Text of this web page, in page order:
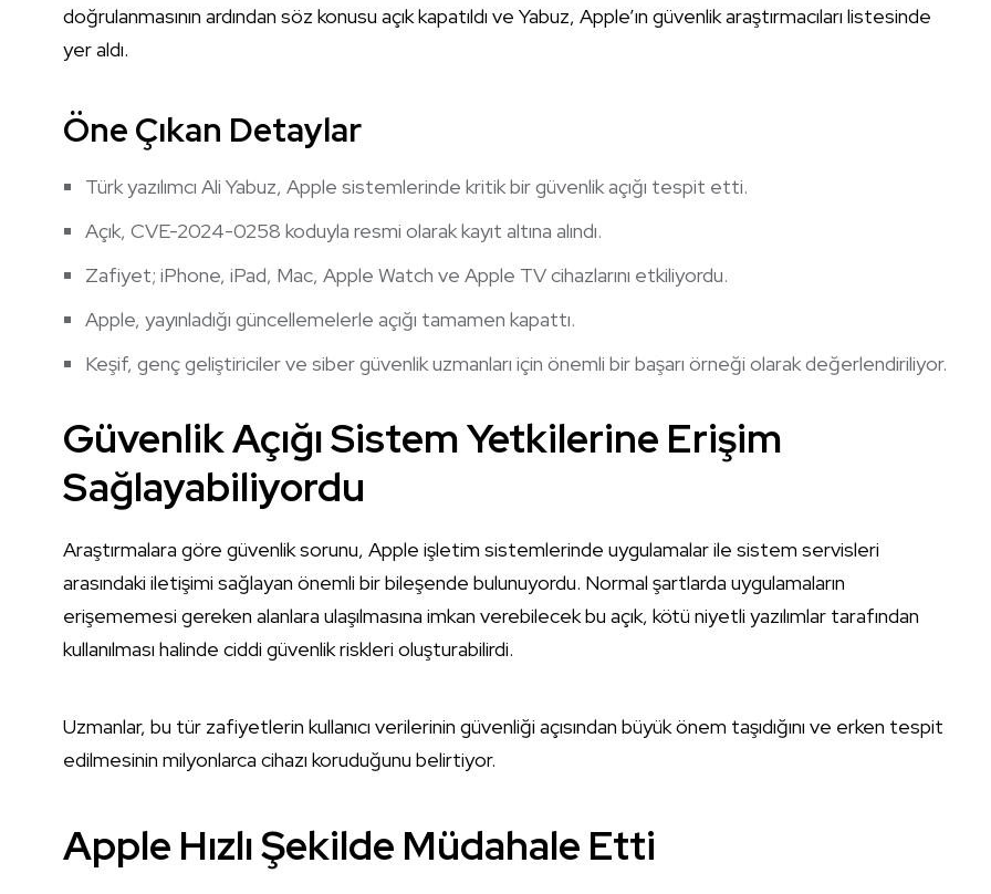
doğrulanmasının ardından söz konusu açık kapatıldı ve Yabuz, Apple’ın güvenlik araştırmacıları listesinde
yer aldı.
Öne Çıkan Detaylar
Türk yazılımcı Ali Yabuz, Apple sistemlerinde kritik bir güvenlik açığı tespit etti.
Açık, CVE-2024-0258 koduyla resmi olarak kayıt altına alındı.
Zafiyet; iPhone, iPad, Mac, Apple Watch ve Apple TV cihazlarını etkiliyordu.
Apple, yayınladığı güncellemelerle açığı tamamen kapattı.
Keşif, genç geliştiriciler ve siber güvenlik uzmanları için önemli bir başarı örneği olarak değerlendiriliyor.
Güvenlik Açığı Sistem Yetkilerine Erişim
Sağlayabiliyordu
Araştırmalara göre güvenlik sorunu, Apple işletim sistemlerinde uygulamalar ile sistem servisleri
arasındaki iletişimi sağlayan önemli bir bileşende bulunuyordu. Normal şartlarda uygulamaların
erişememesi gereken alanlara ulaşılmasına imkan verebilecek bu açık, kötü niyetli yazılımlar tarafından
kullanılması halinde ciddi güvenlik riskleri oluşturabilirdi.
Uzmanlar, bu tür zafiyetlerin kullanıcı verilerinin güvenliği açısından büyük önem taşıdığını ve erken tespit
edilmesinin milyonlarca cihazı koruduğunu belirtiyor.
Apple Hızlı Şekilde Müdahale Etti